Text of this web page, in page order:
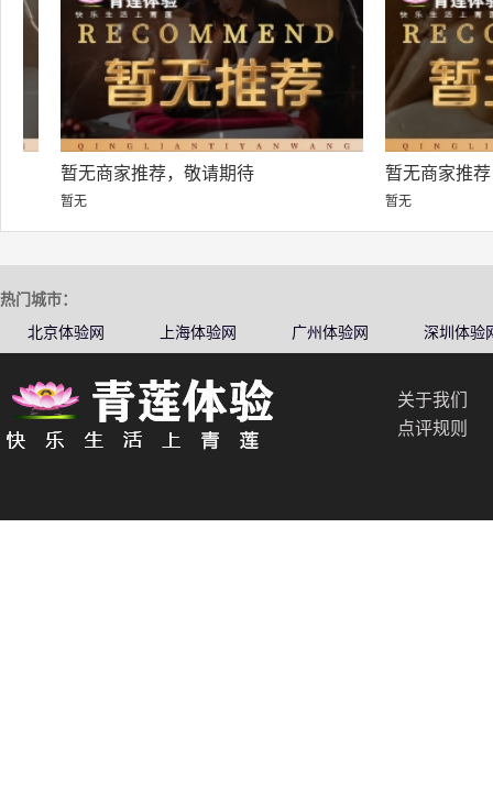
暂无商家推荐，敬请期待 暂无商家推荐，
热门城市：
北京体验网
上海体验网 广州体验网 深圳体验
关于我们
点评规则